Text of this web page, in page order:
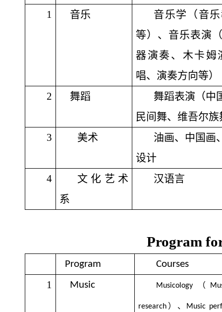
1
音乐
音乐学（音
等）、音乐表演
器演奏、木卡姆
唱、演奏方向等）
2
舞蹈
舞蹈表演（中
民间舞、维吾尔
3
美术
油画、中国画
设计
4
文化艺术
系
汉语言
Program
Program Courses
1 Music Musicology （
research ）、 Music